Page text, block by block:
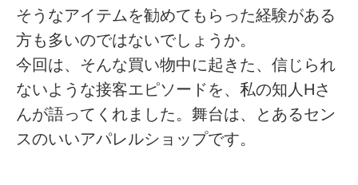
そうなアイテムを勧めてもらった経験がある
方も多いのではないでしょうか。
今回は、そんな買い物中に起きた、信じられ
ないような接客エピソードを、私の知人Hさ
んが語ってくれました。舞台は、とあるセン
スのいいアパレルショップです。